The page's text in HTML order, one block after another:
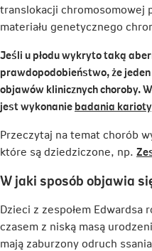
translokacji chromosomowej
materiału genetycznego
Jeśli u płodu wykryto taką
prawdopodobieństwo, że
objawów klinicznych choroby.
jest wykonaniebadania
Przeczytaj na temat chorób
które są dziedziczone, np.
W jaki sposób objawia
Dzieci z zespołem Edwardsa
czasem z niską masą
mają zaburzony odruch